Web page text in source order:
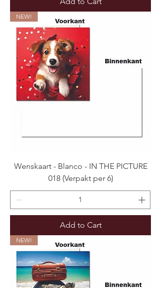
NEW!
Wenskaart - Blanco - IN THE PICTURE
018 (Verpakt per 6)
Add to Cart
NEW!